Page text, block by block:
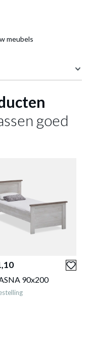
meubels
goed
90x200
180X200 +
winkelen